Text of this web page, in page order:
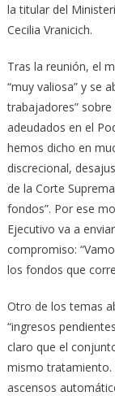
la titular del
Cecilia Vranicich.
Tras la reunión, el
“muy valiosa” y se
trabajadores”
adeudados en el
hemos dicho en
discrecional,
de la Corte
fondos”. Por ese
Ejecutivo va a
compromiso:
los fondos que
Otro de los temas
“ingresos
claro que el
mismo tratamiento.
ascensos